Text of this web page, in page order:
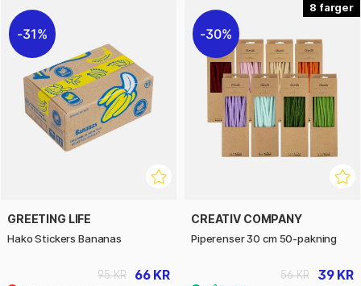
31%
GREETING LIFE
Hako Stickers Bananas
66 KR
95 KR
8
30%
CREATIV COMPANY
Piperenser 30 cm 50-pakning
39 KR
56 KR